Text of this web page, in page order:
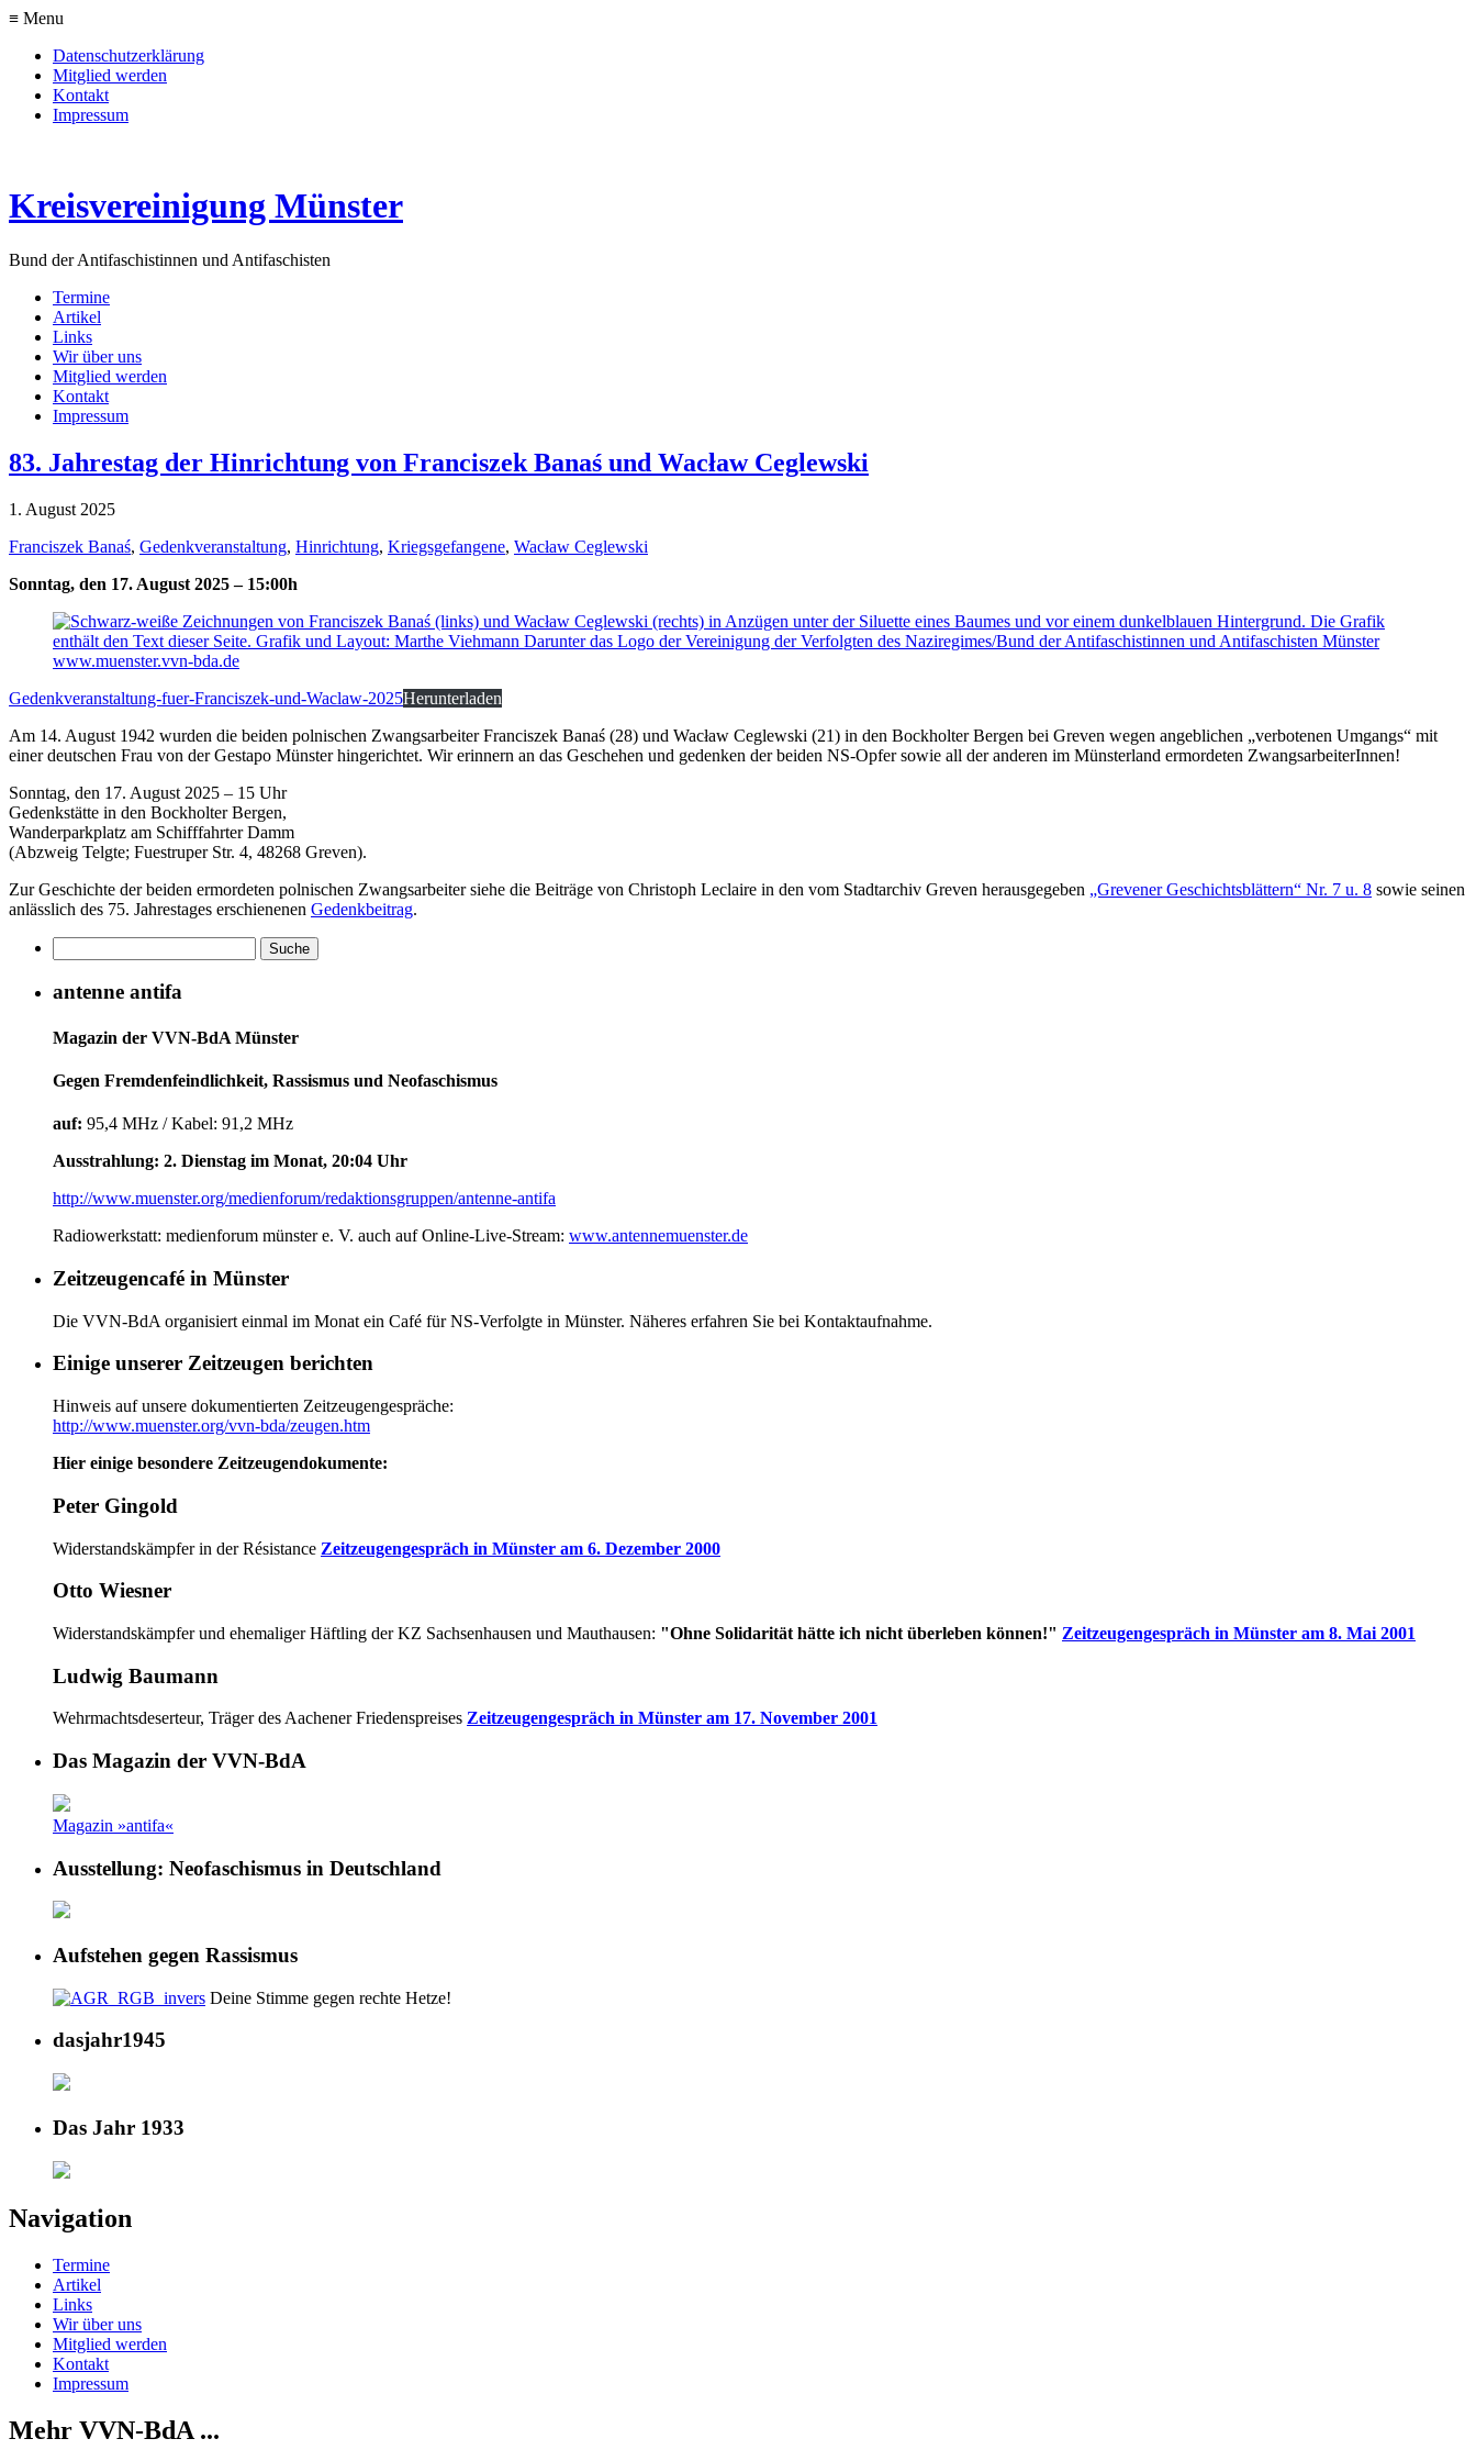
≡ Menu
Datenschutzerklärung
Mitglied werden
Kontakt
Impressum
Kreisvereinigung Münster
Bund der Antifaschistinnen und Antifaschisten
Termine
Artikel
Links
Wir über uns
Mitglied werden
Kontakt
Impressum
83. Jahrestag der Hinrichtung von Franciszek Banaś und Wacław Ceglewski
1. August 2025
Franciszek Banaś, Gedenkveranstaltung, Hinrichtung, Kriegsgefangene, Wacław Ceglewski
Sonntag, den 17. August 2025 – 15:00h
Gedenkveranstaltung-fuer-Franciszek-und-Waclaw-2025Herunterladen
Am 14. August 1942 wurden die beiden polnischen Zwangsarbeiter Franciszek Banaś (28) und Wacław Ceglewski (21) in den Bockholter Bergen bei Greven wegen angeblichen „verbotenen Umgangs“ mit
einer deutschen Frau von der Gestapo Münster hingerichtet. Wir erinnern an das Geschehen und gedenken der beiden NS-Opfer sowie all der anderen im Münsterland ermordeten ZwangsarbeiterInnen!
Sonntag, den 17. August 2025 – 15 Uhr
Gedenkstätte in den Bockholter Bergen,
Wanderparkplatz am Schifffahrter Damm
(Abzweig Telgte; Fuestruper Str. 4, 48268 Greven).
Zur Geschichte der beiden ermordeten polnischen Zwangsarbeiter siehe die Beiträge von Christoph Leclaire in den vom Stadtarchiv Greven herausgegeben „Grevener Geschichtsblättern“ Nr. 7 u. 8 sowie seinen
anlässlich des 75. Jahrestages erschienenen Gedenkbeitrag.
antenne antifa
Magazin der VVN-BdA Münster
Gegen Fremdenfeindlichkeit, Rassismus und Neofaschismus
auf: 95,4 MHz / Kabel: 91,2 MHz
Ausstrahlung: 2. Dienstag im Monat, 20:04 Uhr
http://www.muenster.org/medienforum/redaktionsgruppen/antenne-antifa
Radiowerkstatt: medienforum münster e. V. auch auf Online-Live-Stream: www.antennemuenster.de
Zeitzeugencafé in Münster
Die VVN-BdA organisiert einmal im Monat ein Café für NS-Verfolgte in Münster. Näheres erfahren Sie bei Kontaktaufnahme.
Einige unserer Zeitzeugen berichten
Hinweis auf unsere dokumentierten Zeitzeugengespräche:
http://www.muenster.org/vvn-bda/zeugen.htm
Hier einige besondere Zeitzeugendokumente:
Peter Gingold
Widerstandskämpfer in der Résistance Zeitzeugengespräch in Münster am 6. Dezember 2000
Otto Wiesner
Widerstandskämpfer und ehemaliger Häftling der KZ Sachsenhausen und Mauthausen: "Ohne Solidarität hätte ich nicht überleben können!" Zeitzeugengespräch in Münster am 8. Mai 2001
Ludwig Baumann
Wehrmachtsdeserteur, Träger des Aachener Friedenspreises Zeitzeugengespräch in Münster am 17. November 2001
Das Magazin der VVN-BdA
Magazin »antifa«
Ausstellung: Neofaschismus in Deutschland
Aufstehen gegen Rassismus
Deine Stimme gegen rechte Hetze!
dasjahr1945
Das Jahr 1933
Navigation
Termine
Artikel
Links
Wir über uns
Mitglied werden
Kontakt
Impressum
Mehr VVN-BdA ...